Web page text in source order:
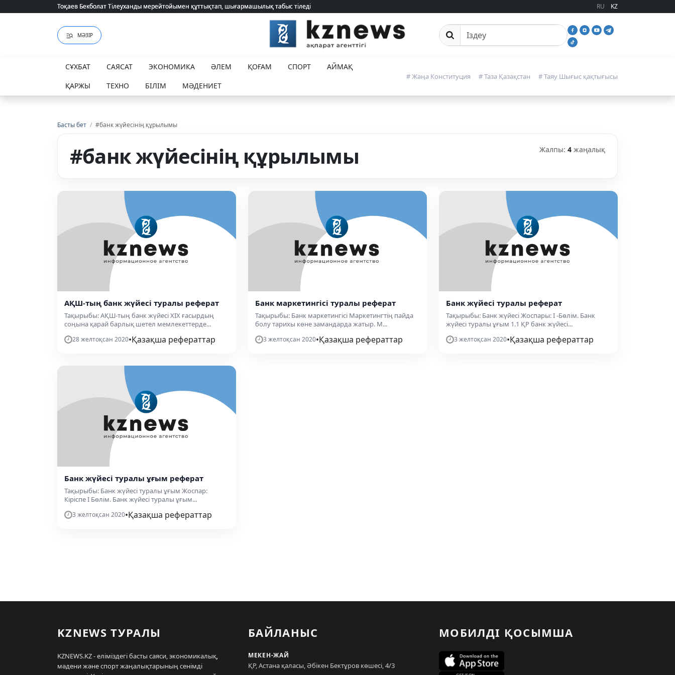
Тоқаев Бекболат Тілеуханды мерейтойымен құттықтап, шығармашылық табыс тіледі
Тоқаев Бекболат Тілеуханды мерейтойымен құттықтап, шығармашылық табыс тіледі RU KZ
МӘЗІР Сайттан іздеу
СҰХБАТ САЯСАТ ЭКОНОМИКА ӘЛЕМ ҚОҒАМ СПОРТ
АЙМАҚ
ҚАРЖЫ
ТЕХНО БІЛІМ МӘДЕНИЕТ
# Жаңа Конституция # Таза Қазақстан # Таяу Шығыс қақтығысы
Басты бет / #банк жүйесінің құрылымы
#банк жүйесінің құрылымы Жалпы: 4 жаңалық
АҚШ-тың банк жүйесі туралы реферат
Тақырыбы: АҚШ-тың банк жүйесі ХІХ ғасырдың
соңына қарай барлық шетел мемлекеттерде...
28 желтоқсан 2020•Қазақша рефераттар
Банк маркетингісі туралы реферат
Тақырыбы: Банк маркетингісі Маркетингтің пайда
болу тарихы көне замандарда жатыр. М...
3 желтоқсан 2020•Қазақша рефераттар
Банк жүйесі туралы реферат
Тақырыбы: Банк жүйесі Жоспары: I -Бөлім. Банк
жүйесі туралы ұғым 1.1 ҚР банк жүйесі...
3 желтоқсан 2020•Қазақша рефераттар
Банк жүйесі туралы ұғым реферат
Тақырыбы: Банк жүйесі туралы ұғым Жоспар:
Кіріспе I Бөлім. Банк жүйесі туралы ұғым...
3 желтоқсан 2020•Қазақша рефераттар
KZNEWS ТУРАЛЫ
KZNEWS.KZ - еліміздегі басты саяси, экономикалық,
мәдени және спорт жаңалықтарының сенімді
БАЙЛАНЫС
МЕКЕН-ЖАЙ
ҚР, Астана қаласы, Әбікен Бектұров көшесі, 4/3
МОБИЛДІ ҚОСЫМША